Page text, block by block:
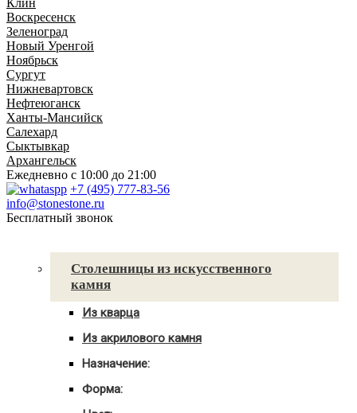
Клин
Воскресенск
Зеленоград
Новый Уренгой
Ноябрьск
Сургут
Нижневартовск
Нефтеюганск
Ханты-Мансийск
Салехард
Сыктывкар
Архангельск
Ежедневно с 10:00 до 21:00
+7 (495) 777-83-56
info@stonestone.ru
Бесплатный звонок
Столешницы из искусственного
камня
Из кварца
Для ванны
С мойкой
Из акрилового камня
Для ванны
С мойкой
Назначение:
Для ванной
Форма: